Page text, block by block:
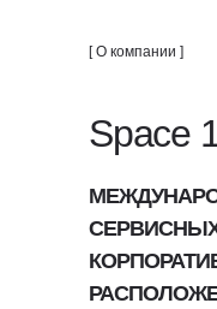
[ О компании ]
Space